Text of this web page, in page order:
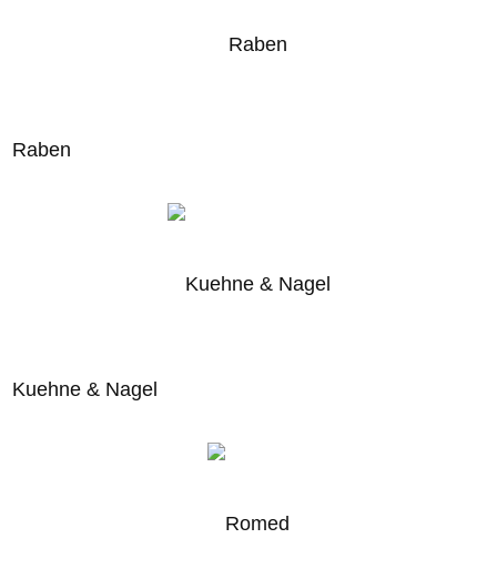
Raben
Kuehne & Nagel